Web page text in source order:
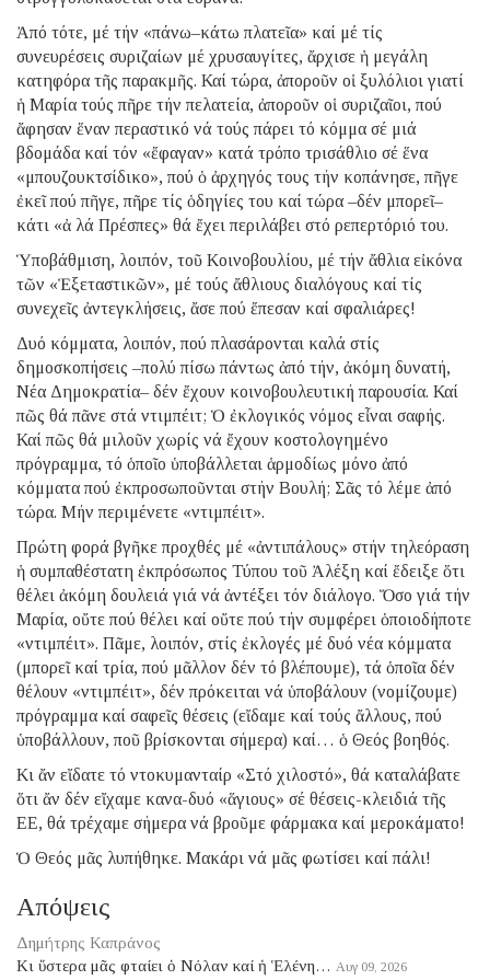
Ἀπό τότε, μέ τήν «πάνω–κάτω πλατεῖα» καί μέ τίς
συνευρέσεις συριζαίων μέ χρυσαυγίτες, ἄρχισε ἡ μεγάλη
κατηφόρα τῆς παρακμῆς. Καί τώρα, ἀποροῦν οἱ ξυλόλιοι γιατί
ἡ Μαρία τούς πῆρε τήν πελατεία, ἀποροῦν οἱ συριζαῖοι, πού
ἄφησαν ἕναν περαστικό νά τούς πάρει τό κόμμα σέ μιά
βδομάδα καί τόν «ἔφαγαν» κατά τρόπο τρισάθλιο σέ ἕνα
«μπουζουκτσίδικο», πού ὁ ἀρχηγός τους τήν κοπάνησε, πῆγε
ἐκεῖ πού πῆγε, πῆρε τίς ὁδηγίες του καί τώρα –δέν μπορεῖ–
κάτι «ἀ λά Πρέσπες» θά ἔχει περιλάβει στό ρεπερτόριό του.
Ὑποβάθμιση, λοιπόν, τοῦ Κοινοβουλίου, μέ τήν ἄθλια εἰκόνα
τῶν «Ἐξεταστικῶν», μέ τούς ἄθλιους διαλόγους καί τίς
συνεχεῖς ἀντεγκλήσεις, ἄσε πού ἔπεσαν καί σφαλιάρες!
Δυό κόμματα, λοιπόν, πού πλασάρονται καλά στίς
δημοσκοπήσεις –πολύ πίσω πάντως ἀπό τήν, ἀκόμη δυνατή,
Νέα Δημοκρατία– δέν ἔχουν κοινοβουλευτική παρουσία. Καί
πῶς θά πᾶνε στά ντιμπέιτ; Ὁ ἐκλογικός νόμος εἶναι σαφής.
Καί πῶς θά μιλοῦν χωρίς νά ἔχουν κοστολογημένο
πρόγραμμα, τό ὁποῖο ὑποβάλλεται ἁρμοδίως μόνο ἀπό
κόμματα πού ἐκπροσωποῦνται στήν Βουλή; Σᾶς τό λέμε ἀπό
τώρα. Μήν περιμένετε «ντιμπέιτ».
Πρώτη φορά βγῆκε προχθές μέ «ἀντιπάλους» στήν τηλεόραση
ἡ συμπαθέστατη ἐκπρόσωπος Τύπου τοῦ Ἀλέξη καί ἔδειξε ὅτι
θέλει ἀκόμη δουλειά γιά νά ἀντέξει τόν διάλογο. Ὅσο γιά τήν
Μαρία, οὔτε πού θέλει καί οὔτε πού τήν συμφέρει ὁποιοδήποτε
«ντιμπέιτ». Πᾶμε, λοιπόν, στίς ἐκλογές μέ δυό νέα κόμματα
(μπορεῖ καί τρία, πού μᾶλλον δέν τό βλέπουμε), τά ὁποῖα δέν
θέλουν «ντιμπέιτ», δέν πρόκειται νά ὑποβάλουν (νομίζουμε)
πρόγραμμα καί σαφεῖς θέσεις (εἴδαμε καί τούς ἄλλους, πού
ὑποβάλλουν, ποῦ βρίσκονται σήμερα) καί… ὁ Θεός βοηθός.
Κι ἄν εἴδατε τό ντοκυμανταίρ «Στό χιλοστό», θά καταλάβατε
ὅτι ἄν δέν εἴχαμε κανα-δυό «ἅγιους» σέ θέσεις-κλειδιά τῆς
ΕΕ, θά τρέχαμε σήμερα νά βροῦμε φάρμακα καί μεροκάματο!
Ὁ Θεός μᾶς λυπήθηκε. Μακάρι νά μᾶς φωτίσει καί πάλι!
Απόψεις
Δημήτρης Καπράνος
Κι ὕστερα μᾶς φταίει ὁ Νόλαν καί ἡ Ἑλένη… Αυγ 09, 2026